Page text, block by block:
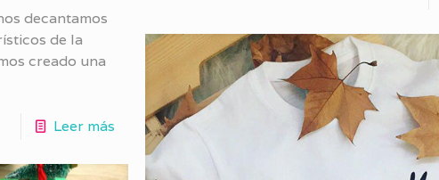
decantamos
de la
creado una
Leer más